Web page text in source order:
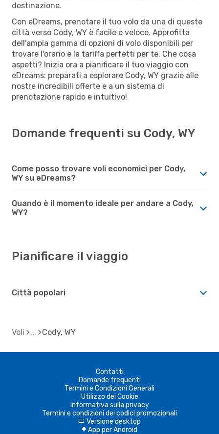
destinazione.
Con eDreams, prenotare il tuo volo da una di queste
città verso Cody, WY è facile e veloce. Approfitta
dell'ampia gamma di opzioni di volo disponibili per
trovare l'orario e la tariffa perfetti per te. Che cosa
aspetti? Inizia ora a pianificare il tuo viaggio con
eDreams: preparati a esplorare Cody, WY grazie alle
nostre incredibili offerte e a un sistema di
prenotazione rapido e intuitivo!
Domande frequenti su Cody, WY
Come posso trovare voli economici per Cody,
WY su eDreams?
Quando è il momento ideale per andare a Cody,
WY?
Pianificare il viaggio
Città popolari
Voli Cody, WY
Contatti
Domande frequenti
Termini e Condizioni Generali
Utilizzo dei Cookie
Informativa sulla privacy
Termini e condizioni dei codici promozionali
d Versione desktop
A App per Android